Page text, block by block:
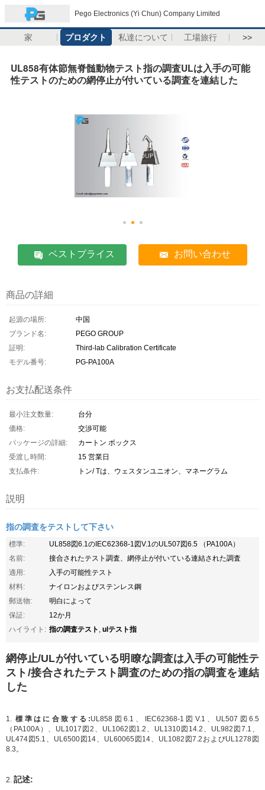
Pego Electronics (Yi Chun) Company Limited
家 プロダクト 私達について 工場旅行 >>
UL858有体節無脊髄動物テスト指の調査ULは入手の可能
性テストのための網停止が付いている調査を連結した
ベストプライス お問い合わせ
商品の詳細
起源の場所:
中国
ブランド名:
PEGO GROUP
証明:
Third-lab Calibration Certificate
モデル番号:
PG-PA100A
お支払配送条件
最小注文数量:
台分
価格:
交渉可能
パッケージの詳細:
カートン ボックス
受渡し時間:
15 営業日
支払条件:
トン/ Tは、ウェスタンユニオン、マネーグラム
説明
指の調査をテストして下さい
標準:
UL858図6.1のIEC62368-1図V.1のUL507図6.5 （PA100A）
名前:
接合されたテスト調査、網停止が付いている連結された調査
適用:
入手の可能性テスト
材料:
ナイロンおよびステンレス鋼
郵送物:
明白によって
保証:
12か月
ハイライト: 指の調査テスト , ulテスト指
網停止/ULが付いている明瞭な調査は入手の可能性テ
スト/接合されたテスト調査のための指の調査を連結
した
1.標準はに合致する:UL858図6.1、 IEC62368-1図V.1、UL507図6.5
（PA100A）、UL1017図2、UL1062図1.2、UL1310図14.2、UL982図7.1、
UL474図5.1、UL6500図14、UL60065図14、UL1082図7.2およびUL1278図
8.3。
2. 記述: